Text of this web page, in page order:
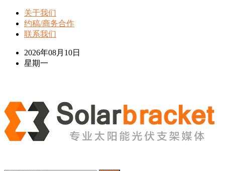
关于我们
约稿/商务合作
联系我们
2026年08月10日
星期一